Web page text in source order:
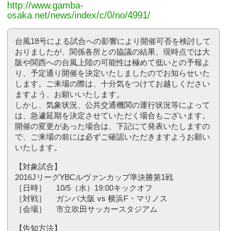
http://www.gamba-
osaka.net/news/index/c/0/no/4991/
台風18号による試合への影響により開催可否を検討して
おりましたが、関係各所との協議の結果、現時点では大
阪や関西への台風上陸の可能性は極めて低いとの予報よ
り、予定通り開催を決定いたしましたのでお知らせいた
します。ご来場の際は、十分気をつけてお越しください
ますよう、お願いいたします。
しかし、気象状況、公共交通機関の運行状況等によって
は、急遽延期を決定させていただく場合もございます。
開催の変更があった場合は、下記にて発表いたしますの
で、ご来場の前には必ずご確認いただきますようお願い
いたします。
【対象試合】
2016JリーグYBCルヴァンカップ準決勝第1戦
［日時］ 10/5（水）19:00キックオフ
［対戦］ ガンバ大阪 vs 横浜F・マリノス
［会場］ 市立吹田サッカースタジアム
【告知方法】